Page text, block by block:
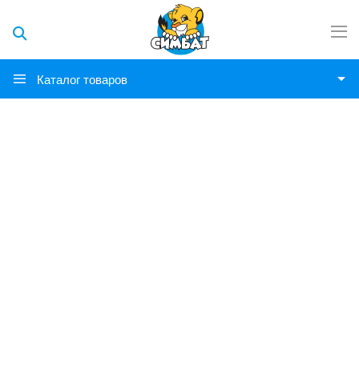
Каталог товаров